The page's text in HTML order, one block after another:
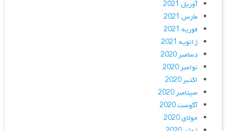
آوریل 2021
مارس 2021
فوریه 2021
ژانویه 2021
دسامبر 2020
نوامبر 2020
اکتبر 2020
سپتامبر 2020
آگوست 2020
جولای 2020